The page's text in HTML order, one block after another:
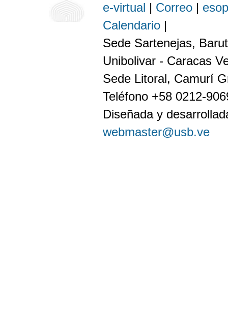
e-virtual | Correo|
Calendario|
Sede Sartenejas,
Unibolivar - Caracas
Sede Litoral, Camurí
Teléfono +58 0212-
Diseñada y
webmaster@usb.ve